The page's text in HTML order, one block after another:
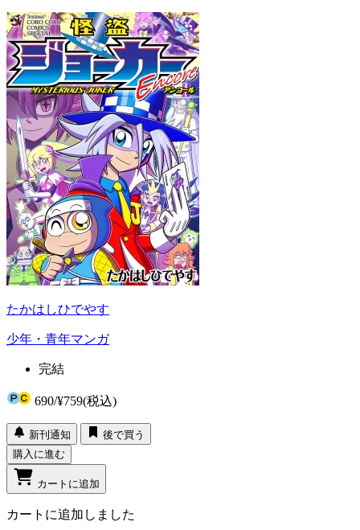
たかはしひでやす
少年・青年マンガ
完結
690/¥759(税込)
新刊通知
後で買う
購入に進む
カートに追加
カートに追加しました